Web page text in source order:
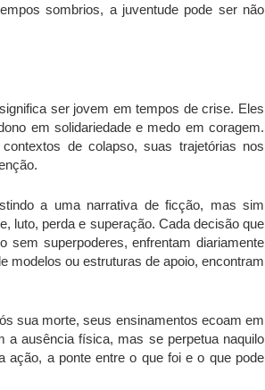
sombrios, a juventude pode ser não
ser jovem em tempos de crise. Eles
em solidariedade e medo em coragem.
de colapso, suas trajetórias nos
a uma narrativa de ficção, mas sim
luto, perda e superação. Cada decisão que
sem superpoderes, enfrentam diariamente
modelos ou estruturas de apoio, encontram
sua morte, seus ensinamentos ecoam em
a ausência física, mas se perpetua naquilo
a ponte entre o que foi e o que pode